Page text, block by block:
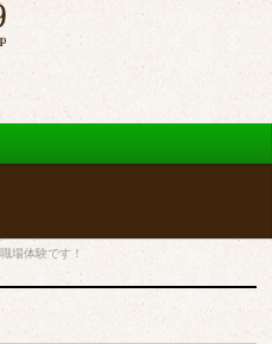
職場体験です！